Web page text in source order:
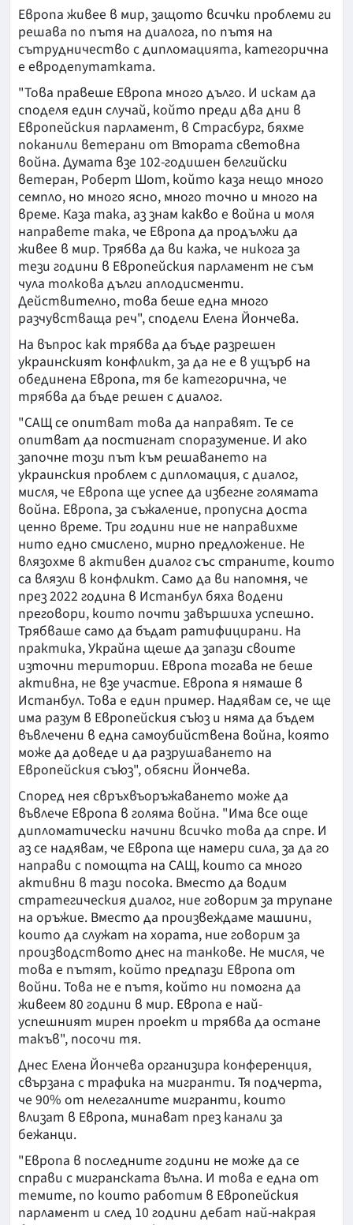
Европа живее в мир, защото всички проблеми ги
решава по пътя на диалога, по пътя на
сътрудничество с дипломацията, категорична
е евродепутатката.
"Това правеше Европа много дълго. И искам да
споделя един случай, който преди два дни в
Европейския парламент, в Страсбург, бяхме
поканили ветерани от Втората световна
война. Думата взе 102-годишен белгийски
ветеран, Роберт Шот, който каза нещо много
семпло, но много ясно, много точно и много на
време. Каза така, аз знам какво е война и моля
направете така, че Европа да продължи да
живее в мир. Трябва да ви кажа, че никога за
тези години в Европейския парламент не съм
чула толкова дълги аплодисменти.
Действително, това беше една много
разчувстваща реч", сподели Елена Йончева.
На въпрос как трябва да бъде разрешен
украинският конфликт, за да не е в ущърб на
обединена Европа, тя бе категорична, че
трябва да бъде решен с диалог.
"САЩ се опитват това да направят. Те се
опитват да постигнат споразумение. И ако
започне този път към решаването на
украинския проблем с дипломация, с диалог,
мисля, че Европа ще успее да избегне голямата
война. Европа, за съжаление, пропусна доста
ценно време. Три години ние не направихме
нито едно смислено, мирно предложение. Не
влязохме в активен диалог със страните, които
са влязли в конфликт. Само да ви напомня, че
през 2022 година в Истанбул бяха водени
преговори, които почти завършиха успешно.
Трябваше само да бъдат ратифицирани. На
практика, Украйна щеше да запази своите
източни територии. Европа тогава не беше
активна, не взе участие. Европа я нямаше в
Истанбул. Това е един пример. Надявам се, че ще
има разум в Европейския съюз и няма да бъдем
въвлечени в една самоубийствена война, която
може да доведе и да разрушаването на
Европейския съюз", обясни Йончева.
Според нея свръхвъоръжаването може да
въвлече Европа в голяма война. "Има все още
дипломатически начини всичко това да спре. И
аз се надявам, че Европа ще намери сила, за да го
направи с помощта на САЩ, които са много
активни в тази посока. Вместо да водим
стратегическия диалог, ние говорим за трупане
на оръжие. Вместо да произвеждаме машини,
които да служат на хората, ние говорим за
производството днес на танкове. Не мисля, че
това е пътят, който предпази Европа от
войни. Това не е пътя, който ни помогна да
живеем 80 години в мир. Европа е най-
успешният мирен проект и трябва да остане
такъв", посочи тя.
Днес Елена Йончева организира конференция,
свързана с трафика на мигранти. Тя подчерта,
че 90% от нелегалните мигранти, които
влизат в Европа, минават през канали за
бежанци.
"Европа в последните години не може да се
справи с мигранската вълна. И това е една от
темите, по които работим в Европейския
парламент и след 10 години дебат най-накрая